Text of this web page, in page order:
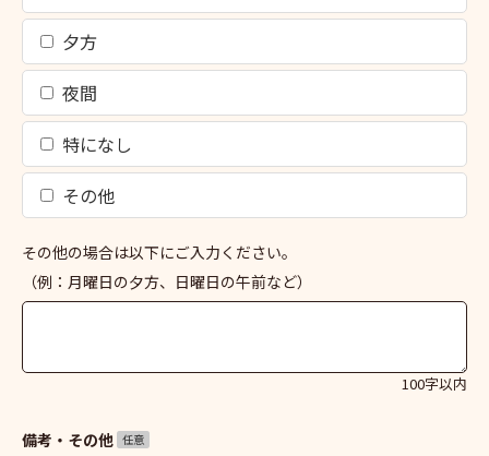
夕方
夜間
特になし
その他
その他の場合は以下にご入力ください。
（例：月曜日の夕方、日曜日の午前など）
100字以内
備考・その他 任意